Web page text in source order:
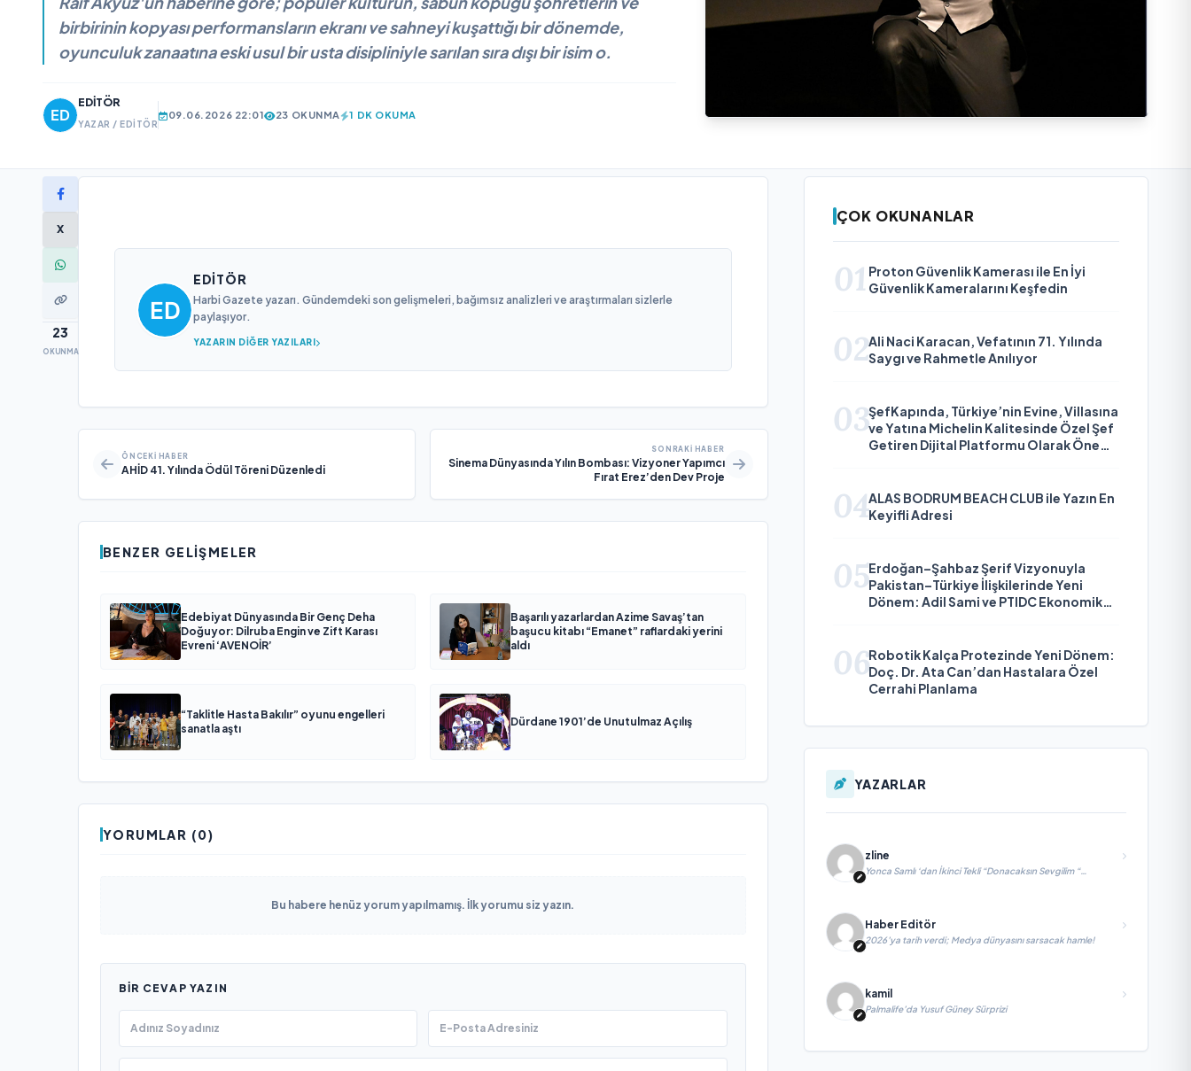
birbirinin kopyası performansların ekranı ve sahneyi kuşattığı bir dönemde,
oyunculuk zanaatına eski usul bir usta disipliniyle sarılan sıra dışı bir isim o.
EDITÖR
YAZAR / EDITÖR
09.06.2026 22:01 23 OKUNMA 1 DK OKUMA
X
23
OKUNMA
EDITÖR
Harbi Gazete yazarı. Gündemdeki son gelişmeleri, bağımsız analizleri ve araştırmaları sizlerle
paylaşıyor.
YAZARIN DIĞER YAZILARI
ÖNCEKI HABER
AHİD 41. Yılında Ödül Töreni Düzenledi
SONRAKI HABER
Sinema Dünyasında Yılın Bombası: Vizyoner Yapımcı
Fırat Erez’den Dev Proje
BENZER GELIŞMELER
Edebiyat Dünyasında Bir Genç Deha
Doğuyor: Dilruba Engin ve Zift Karası
Evreni ‘AVENOİR’
Başarılı yazarlardan Azime Savaş’tan
başucu kitabı “Emanet” raflardaki yerini
aldı
“Taklitle Hasta Bakılır” oyunu engelleri
sanatla aştı
Dürdane 1901’de Unutulmaz Açılış
YORUMLAR (0)
Bu habere henüz yorum yapılmamış. İlk yorumu siz yazın.
BIR CEVAP YAZIN
ÇOK OKUNANLAR
01 Proton Güvenlik Kamerası ile En İyi
Güvenlik Kameralarını Keşfedin
02Ali Naci Karacan, Vefatının 71. Yılında
Saygı ve Rahmetle Anılıyor
03ŞefKapında, Türkiye’nin Evine, Villasına
ve Yatına Michelin Kalitesinde Özel Şef
Getiren Dijital Platformu Olarak Öne
04ALAS BODRUM BEACH CLUB ile Yazın En
Keyifli Adresi
05Erdoğan–Şahbaz Şerif Vizyonuyla
Pakistan–Türkiye İlişkilerinde Yeni
Dönem: Adil Sami ve PTIDC Ekonomik
06Robotik Kalça Protezinde Yeni Dönem:
Doç. Dr. Ata Can’dan Hastalara Özel
Cerrahi Planlama
YAZARLAR
zline
Yonca Samlı ‘dan İkinci Tekli “Donacaksın Sevgilim “
yayımlandı
Haber Editör
2026’ya tarih verdi; Medya dünyasını sarsacak hamle!
kamil
Palmalife’da Yusuf Güney Sürprizi